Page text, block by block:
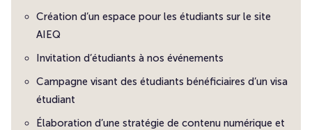
Création d’un espace pour les étudiants sur le site
AIEQ
Invitation d’étudiants à nos événements
Campagne visant des étudiants bénéficiaires d’un visa
étudiant
Élaboration d’une stratégie de contenu numérique et